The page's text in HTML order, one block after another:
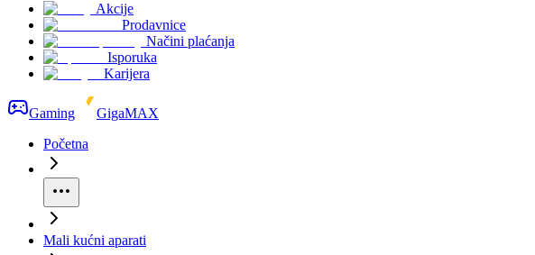
Akcije
Prodavnice
Načini plaćanja
Isporuka
Karijera
Gaming
GigaMAX
Početna
Mali kućni aparati